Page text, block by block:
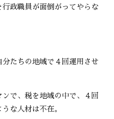
政職員が面倒がってやらな
たちの地域で４回運用させ
で、税を地域の中で、４回
な人材は不在。